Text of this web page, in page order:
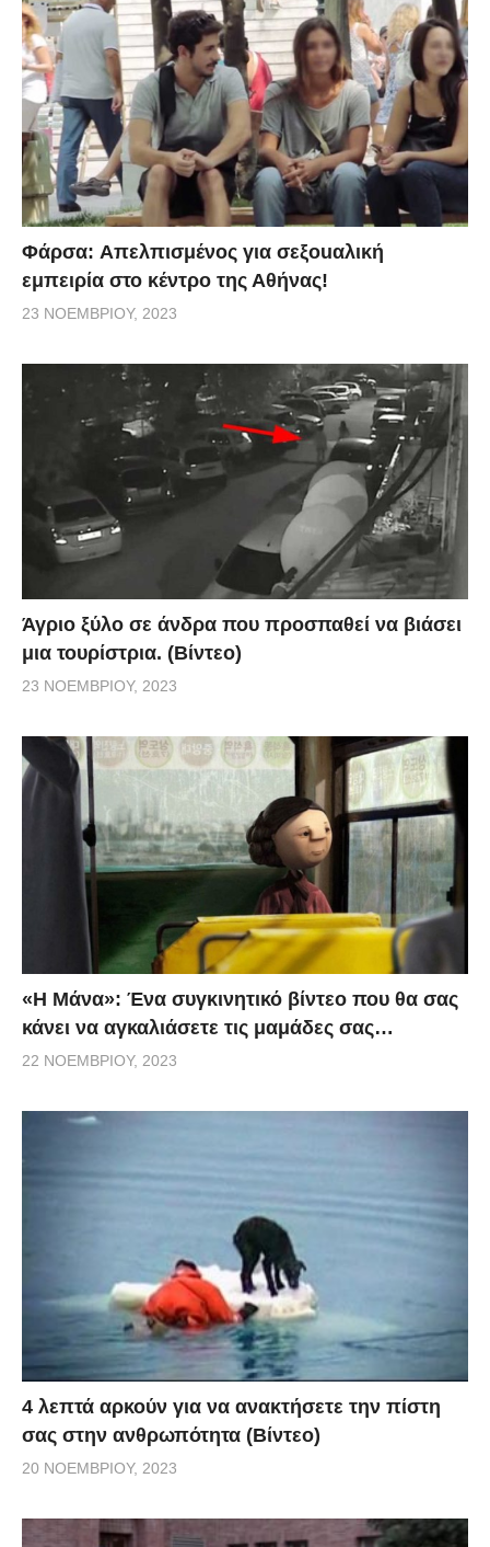
Φάρσα: Aπελπισμένος για σεξοuαλική
εμπειρία στο κέντρο της Αθήνας!
23 ΝΟΕΜΒΡΊΟΥ, 2023
Άγριο ξύλο σε άνδρα που προσπαθεί να βιάσει
μια τουρίστρια. (Βίντεο)
23 ΝΟΕΜΒΡΊΟΥ, 2023
«H Μάνα»: Ένα συγκινητικό βίντεο που θα σας
κάνει να αγκαλιάσετε τις μαμάδες σας…
22 ΝΟΕΜΒΡΊΟΥ, 2023
4 λεπτά αρκούν για να ανακτήσετε την πίστη
σας στην ανθρωπότητα (Βίντεο)
20 ΝΟΕΜΒΡΊΟΥ, 2023